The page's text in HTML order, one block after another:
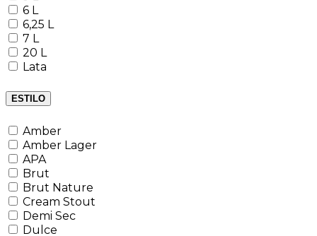
6 L
6,25 L
7 L
20 L
Lata
ESTILO
Amber
Amber Lager
APA
Brut
Brut Nature
Cream Stout
Demi Sec
Dulce